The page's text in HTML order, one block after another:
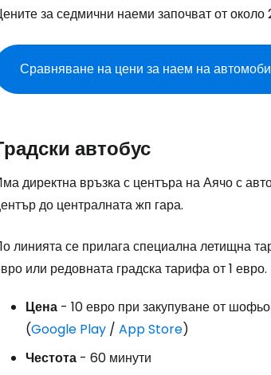
за седмични наеми започват от
Сравняване на цени за наем на
автобус
директна връзка с центъра на Аячо с
до централната жп гара.
линията се прилага специална летищна
или редовната градска тарифа от 1 евро.
Цена - 10 евро при закупуване от
(Google Play / App Store)
Честота - 60 минути